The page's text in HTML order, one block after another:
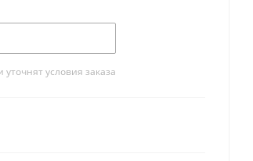
условия заказа